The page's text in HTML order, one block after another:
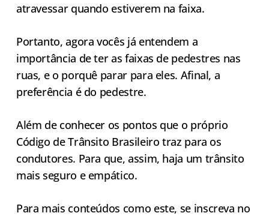
atravessar quando estiverem na faixa.
Portanto, agora vocês já entendem a
importância de ter as faixas de pedestres nas
ruas, e o porquê parar para eles. Afinal, a
preferência é do pedestre.
Além de conhecer os pontos que o próprio
Código de Trânsito Brasileiro traz para os
condutores. Para que, assim, haja um trânsito
mais seguro e empático.
Para mais conteúdos como este, se inscreva no